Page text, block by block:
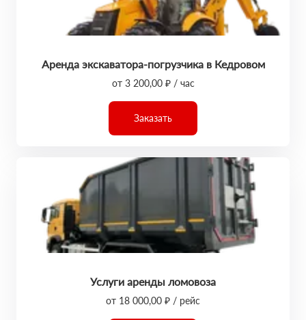
Аренда экскаватора-погрузчика в Кедровом
от 3 200,00 ₽ / час
Заказать
Услуги аренды ломовоза
от 18 000,00 ₽ / рейс